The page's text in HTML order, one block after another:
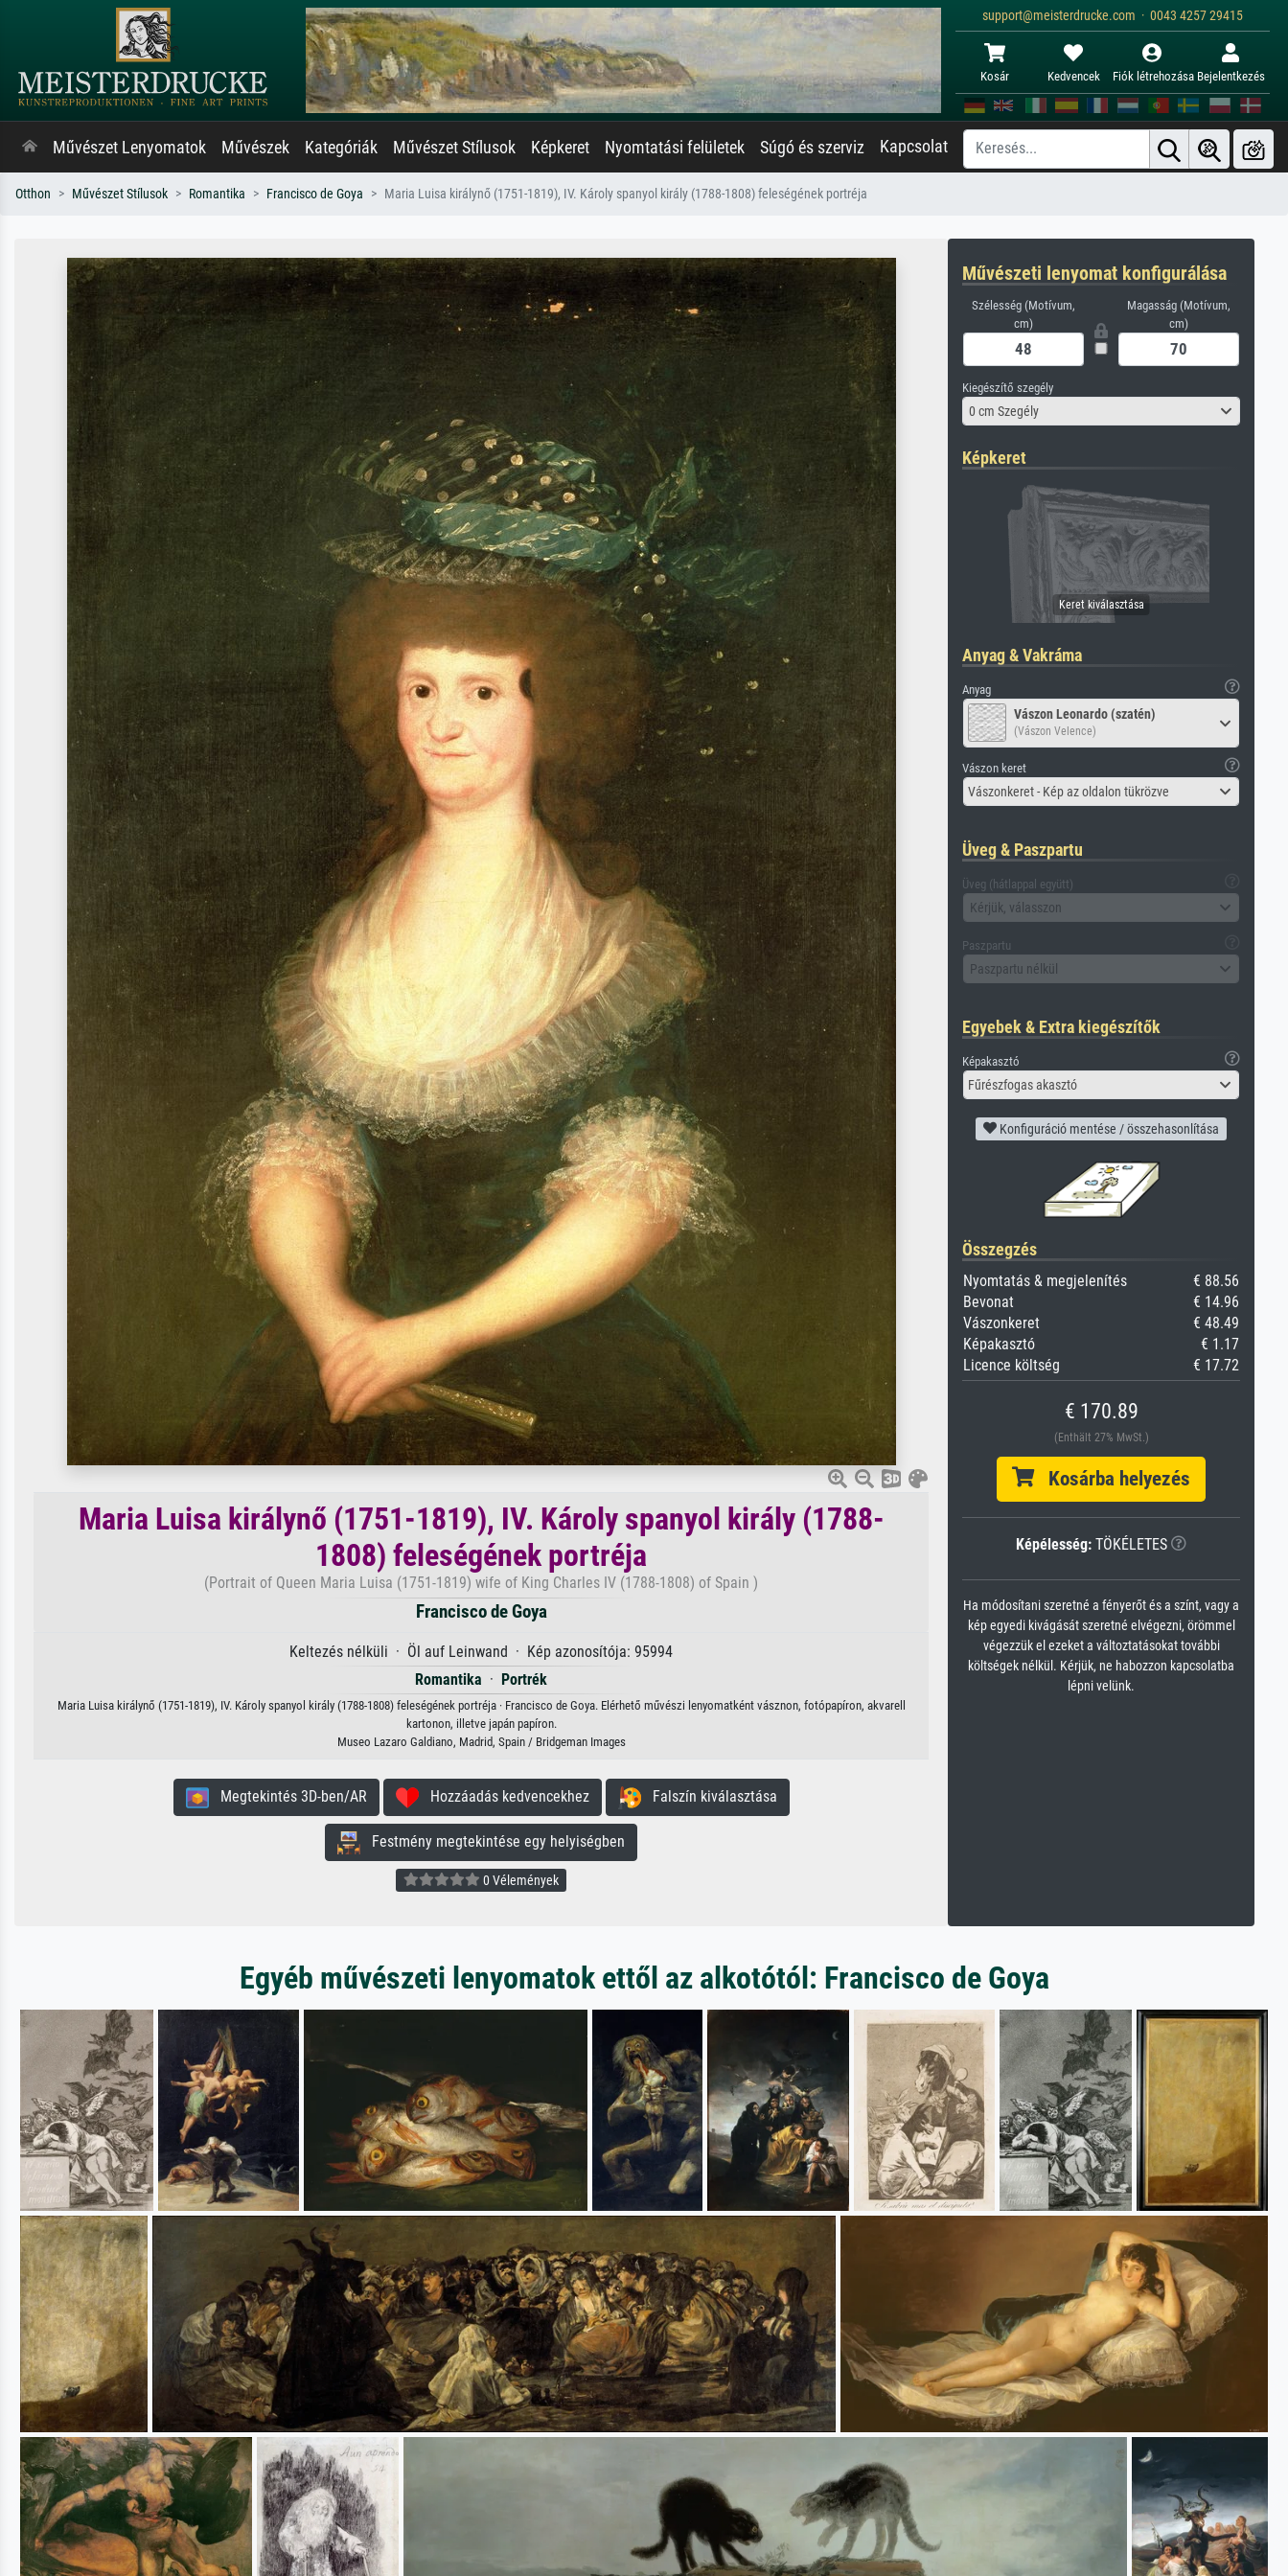
support@meisterdrucke.com · 0043 4257 29415
Kosár Kedvencek Fiók létrehozása Bejelentkezés
Művészet Lenyomatok Művészek Kategóriák Művészet Stílusok Képkeret Nyomtatási felületek Súgó és szerviz Kapcsolat
Otthon Művészet Stílusok Romantika Francisco de Goya Maria Luisa királynő (1751-1819), IV. Károly spanyol király (1788-1808) feleségének portréja
Maria Luisa királynő (1751-1819), IV. Károly spanyol király (1788-
1808) feleségének portréja
(Portrait of Queen Maria Luisa (1751-1819) wife of King Charles IV (1788-1808) of Spain )
Francisco de Goya
Keltezés nélküli · Öl auf Leinwand · Kép azonosítója: 95994
Romantika · Portrék
Maria Luisa királynő (1751-1819), IV. Károly spanyol király (1788-1808) feleségének portréja · Francisco de Goya. Elérhető művészi lenyomatként vásznon, fotópapíron, akvarell
kartonon, illetve japán papíron.
Museo Lazaro Galdiano, Madrid, Spain / Bridgeman Images
Megtekintés 3D-ben/AR Hozzáadás kedvencekhez Falszín kiválasztása
Festmény megtekintése egy helyiségben
0 Vélemények
Művészeti lenyomat konfigurálása
Szélesség (Motívum,
cm)
Magasság (Motívum,
cm)
Kiegészítő szegély
0 cm Szegély
Képkeret
Anyag & Vakráma
Anyag
Vászon Leonardo (szatén)
(Vászon Velence)
Vászon keret
Vászonkeret - Kép az oldalon tükrözve
Üveg & Paszpartu
Üveg (hátlappal együtt)
Kérjük, válasszon
Paszpartu
Paszpartu nélkül
Egyebek & Extra kiegészítők
Képakasztó
Fűrészfogas akasztó
Konfiguráció mentése / összehasonlítása
Összegzés
Nyomtatás & megjelenítés
€ 88.56
Bevonat
€ 14.96
Vászonkeret
€ 48.49
Képakasztó
€ 1.17
Licence költség
€ 17.72
€ 170.89
(Enthält 27% MwSt.)
Kosárba helyezés
Képélesség: TÖKÉLETES
Ha módosítani szeretné a fényerőt és a színt, vagy a
kép egyedi kivágását szeretné elvégezni, örömmel
végezzük el ezeket a változtatásokat további
költségek nélkül. Kérjük, ne habozzon kapcsolatba
lépni velünk.
Egyéb művészeti lenyomatok ettől az alkotótól: Francisco de Goya